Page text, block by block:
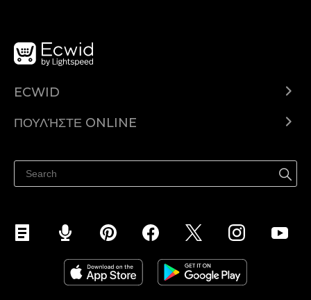
ECWID
Τιμολόγηση
ΠΟΥΛΉΣΤΕ ONLINE
Πουλήστε στο Facebook
Πουλήστε στο Instagram